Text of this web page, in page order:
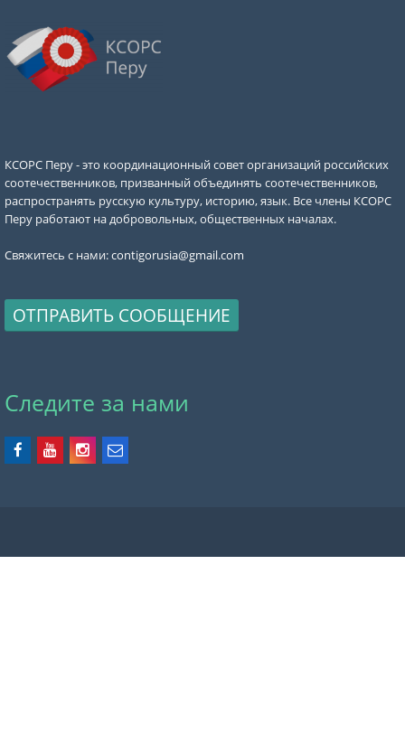
КСОРС Перу - это координационный совет организаций российских
соотечественников, призванный объединять соотечественников,
распространять русскую культуру, историю, язык. Все члены КСОРС
Перу работают на добровольных, общественных началах.
Свяжитесь с нами:contigorusia@gmail.com
ОТПРАВИТЬ СООБЩЕНИЕ
Следите за нами